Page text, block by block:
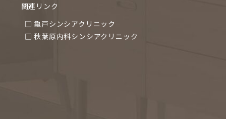
関連リンク
□ 亀戸シンシアクリニック
□ 秋葉原内科シンシアクリニック